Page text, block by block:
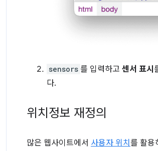
sensors 를 입력하고 센서 표시
다.
위치정보 재정의
많은 웹사이트에서 사용자 위치 를 활용